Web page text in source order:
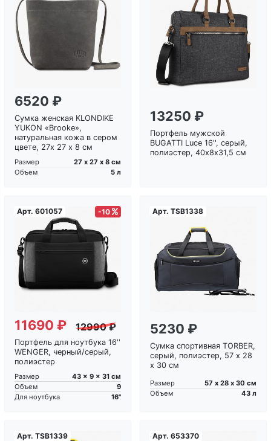
6520 ₽
Сумка женская KLONDIKE
YUKON «Brooke»,
натуральная кожа в сером
цвете, 27х 27 х 8 см
Размер
27 х 27 х 8 см
Объем
5 л
13250 ₽
Портфель мужской
BUGATTI Luce 16'', серый,
полиэстер, 40х8х31,5 см
Арт. 601057 -10
11690 ₽ 12990 ₽
Портфель для ноутбука 16''
WENGER, черный/серый,
полиэстер
Размер
43 x 9 x 31 см
Объем
9
Для ноутбука
16"
Арт. TSB1338
5230 ₽
Сумка спортивная TORBER,
серый, полиэстер, 57 х 28
х 30 см
Размер
57 х 28 х 30 см
Объем
43 л
Арт. TSB1339 Арт. 653370